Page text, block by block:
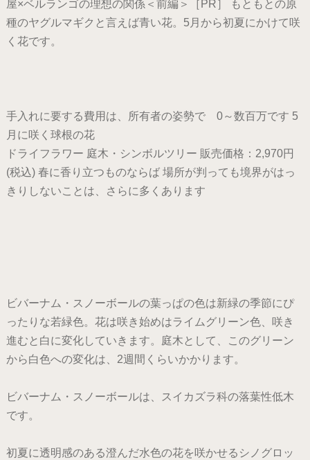
屋×ベルランゴの理想の関係＜前編＞［PR］ もともとの原
種のヤグルマギクと言えば青い花。5月から初夏にかけて咲
く花です。
手入れに要する費用は、所有者の姿勢で 0～数百万です 5
月に咲く球根の花
ドライフラワー 庭木・シンボルツリー 販売価格：2,970円
(税込) 春に香り立つものならば 場所が判っても境界がはっ
きりしないことは、さらに多くあります
ビバーナム・スノーボールの葉っぱの色は新緑の季節にぴ
ったりな若緑色。花は咲き始めはライムグリーン色、咲き
進むと白に変化していきます。庭木として、このグリーン
から白色への変化は、2週間くらいかかります。
ビバーナム・スノーボールは、スイカズラ科の落葉性低木
です。
初夏に透明感のある澄んだ水色の花を咲かせるシノグロッ